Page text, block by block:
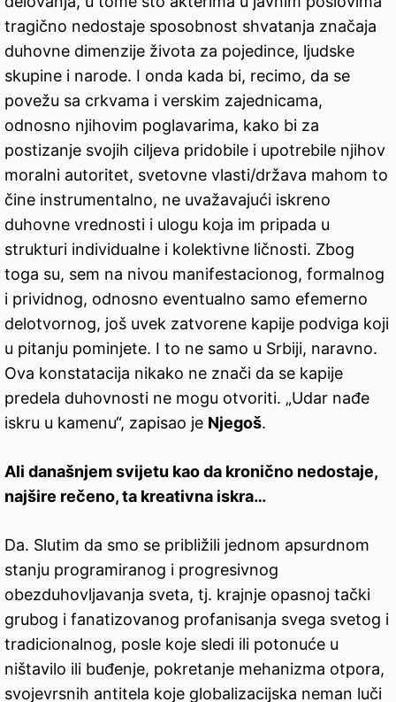
tragično nedostaje sposobnost shvatanja značaja
duhovne dimenzije života za pojedince, ljudske
skupine i narode. I onda kada bi, recimo, da se
povežu sa crkvama i verskim zajednicama,
odnosno njihovim poglavarima, kako bi za
postizanje svojih ciljeva pridobile i upotrebile njihov
moralni autoritet, svetovne vlasti/država mahom to
čine instrumentalno, ne uvažavajući iskreno
duhovne vrednosti i ulogu koja im pripada u
strukturi individualne i kolektivne ličnosti. Zbog
toga su, sem na nivou manifestacionog, formalnog
i prividnog, odnosno eventualno samo efemerno
delotvornog, još uvek zatvorene kapije podviga koji
u pitanju pominjete. I to ne samo u Srbiji, naravno.
Ova konstatacija nikako ne znači da se kapije
predela duhovnosti ne mogu otvoriti. „Udar nađe
iskru u kamenu“, zapisao je Njegoš.
Ali današnjem svijetu kao da kronično nedostaje,
najšire rečeno, ta kreativna iskra…
Da. Slutim da smo se približili jednom apsurdnom
stanju programiranog i progresivnog
obezduhovljavanja sveta, tj. krajnje opasnoj tački
grubog i fanatizovanog profanisanja svega svetog i
tradicionalnog, posle koje sledi ili potonuće u
ništavilo ili buđenje, pokretanje mehanizma otpora,
svojevrsnih antitela koje globalizacijska neman luči